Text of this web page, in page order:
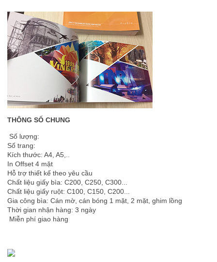
THÔNG SỐ CHUNG
Số lượng:
Số trang:
Kích thước: A4, A5,..
In Offset 4 mặt
Hỗ trợ thiết kế theo yêu cầu
Chất liệu giấy bìa: C200, C250, C300...
Chất liệu giấy ruột: C100, C150, C200...
Gia công bìa: Cán mờ, cán bóng 1 mặt, 2 mặt, ghim lồng
Thời gian nhận hàng: 3 ngày
Miễn phí giao hàng